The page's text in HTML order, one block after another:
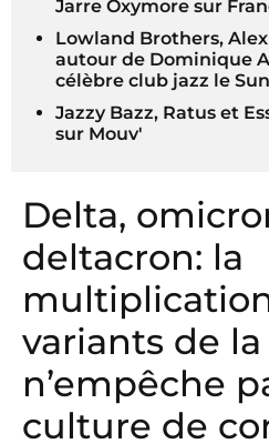
Jarre Oxymore sur
Lowland Brothers,
autour de Dominique
célèbre club jazz le
Jazzy Bazz, Ratus et
sur Mouv'
Delta,
deltacron: la
variants de la
n’empêche
culture de